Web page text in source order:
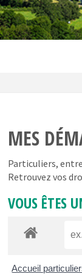
MES
Particuliers,
Retrouvez vos
VOUS ÊTES
Accueil